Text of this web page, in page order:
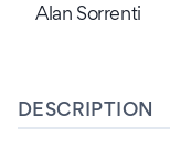
Alan Sorrenti
DESCRIPTION